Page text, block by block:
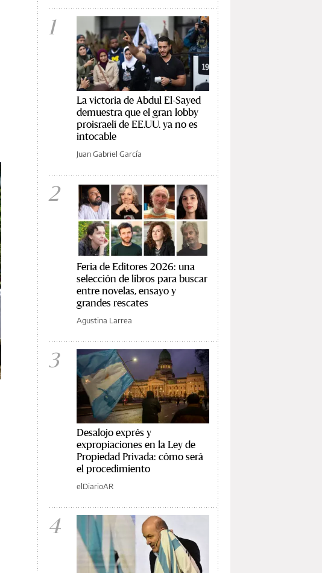
1
La victoria de Abdul El-Sayed
demuestra que el gran lobby
proisraelí de EE.UU. ya no es
intocable
Juan Gabriel García
2
Feria de Editores 2026: una
selección de libros para buscar
entre novelas, ensayo y
grandes rescates
Agustina Larrea
3
Desalojo exprés y
expropiaciones en la Ley de
Propiedad Privada: cómo será
el procedimiento
elDiarioAR
4